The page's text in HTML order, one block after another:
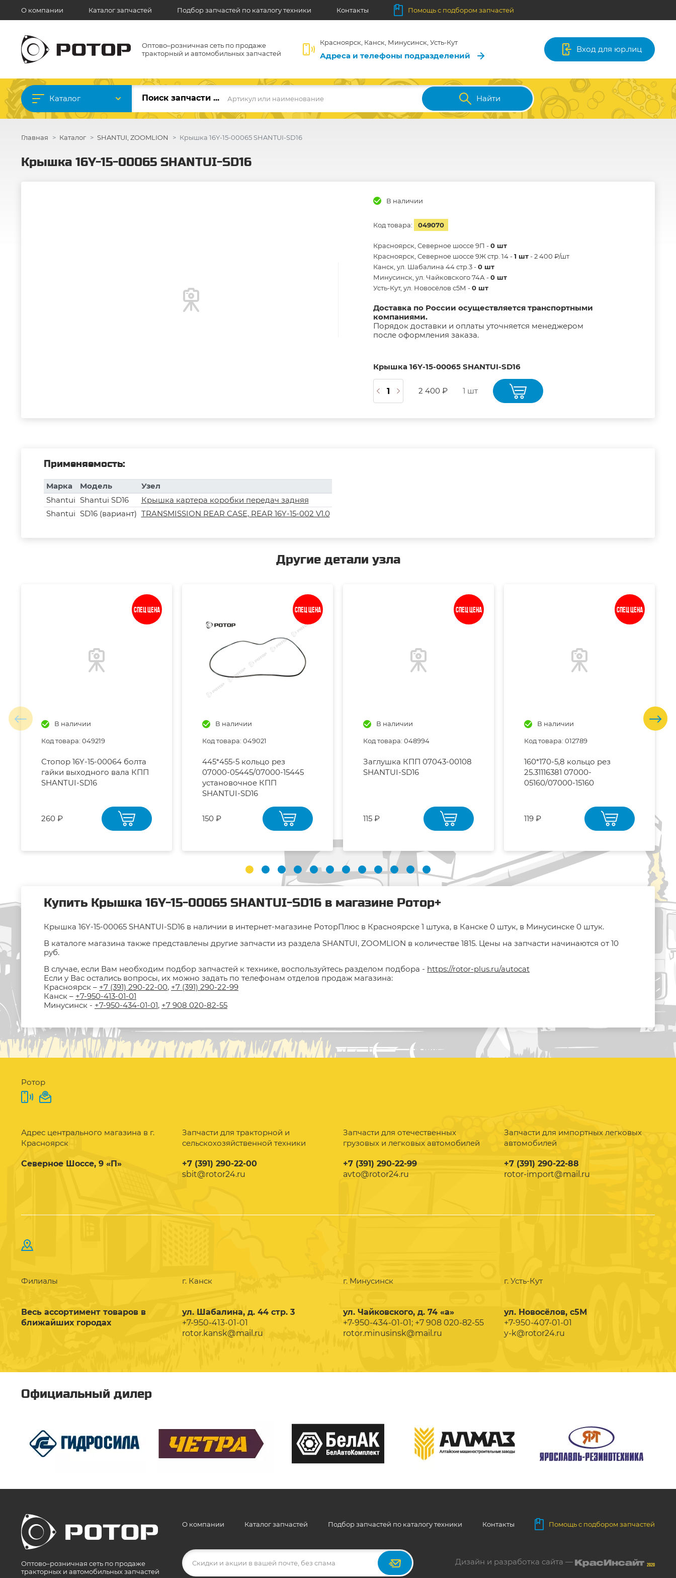
О компании Каталог запчастей Подбор запчастей по каталогу техники Контакты Помощь с подбором запчастей
Оптово–розничная сеть по продаже
тракторный и автомобильных запчастей
Красноярск, Канск, Минусинск, Усть-Кут
Адреса и телефоны подразделений
Вход для юр.лиц
Каталог Артикул или наименование Найти
Главная Каталог SHANTUI, ZOOMLION Крышка 16Y-15-00065 SHANTUI-SD16
Крышка 16Y-15-00065 SHANTUI-SD16
В наличии
Код товара: 049070
Красноярск, Северное шоссе 9П -0 шт
Красноярск, Северное шоссе 9Ж стр. 14 -1 шт- 2 400 ₽/шт
Канск, ул. Шабалина 44 стр.3 -0 шт
Минусинск, ул. Чайковского 74А -0 шт
Усть-Кут, ул. Новосёлов с5М -0 шт
Доставка по России осуществляется транспортными
компаниями.
Порядок доставки и оплаты уточняется менеджером
после оформления заказа.
Крышка 16Y-15-00065 SHANTUI-SD16
2 400 ₽ 1 шт
Применяемость:
Марка Модель
Узел
Shantui Shantui SD16
Крышка картера коробки передач задняя
Shantui SD16 (вариант) TRANSMISSION REAR CASE, REAR 16Y-15-002 V1.0
Другие детали узла
Спец цена
В наличии
Код товара: 049219
Стопор 16Y-15-00064 болта
гайки выходного вала КПП
SHANTUI-SD16
260 ₽
Спец цена
В наличии
Код товара: 049021
445*455-5 кольцо рез
07000-05445/07000-15445
установочное КПП
SHANTUI-SD16
150 ₽
Спец цена
В наличии
Код товара: 048994
Заглушка КПП 07043-00108
SHANTUI-SD16
115 ₽
Спец цена
В наличии
Код товара: 012789
160*170-5,8 кольцо рез
25.31116381 07000-
05160/07000-15160
119 ₽
Купить Крышка 16Y-15-00065 SHANTUI-SD16 в магазине Ротор+
Крышка 16Y-15-00065 SHANTUI-SD16 в наличии в интернет-магазине РоторПлюс в Красноярске 1 штука, в Канске 0 штук, в Минусинске 0 штук.
В каталоге магазина также представлены другие запчасти из раздела SHANTUI, ZOOMLION в количестве 1815. Цены на запчасти начинаются от 10
руб.
В случае, если Вам необходим подбор запчастей к технике, воспользуйтесь разделом подбора - https://rotor-plus.ru/autocat
Если у Вас остались вопросы, их можно задать по телефонам отделов продаж магазина:
Красноярск – +7 (391) 290-22-00, +7 (391) 290-22-99
Канск – +7-950-413-01-01
Минусинск - +7-950-434-01-01, +7 908 020-82-55
Ротор
Адрес центрального магазина в г.
Красноярск
Северное Шоссе, 9 «П»
Запчасти для тракторной и
сельскохозяйственной техники
+7 (391) 290-22-00
sbit@rotor24.ru
Запчасти для отечественных
грузовых и легковых автомобилей
+7 (391) 290-22-99
avto@rotor24.ru
Запчасти для импортных легковых
автомобилей
+7 (391) 290-22-88
rotor-import@mail.ru
Филиалы
Весь ассортимент товаров в
ближайших городах
г. Канск
ул. Шабалина, д. 44 стр. 3
+7-950-413-01-01
rotor.kansk@mail.ru
г. Минусинск
ул. Чайковского, д. 74 «а»
+7-950-434-01-01; +7 908 020-82-55
rotor.minusinsk@mail.ru
г. Усть-Кут
ул. Новосёлов, с5М
+7-950-407-01-01
y-k@rotor24.ru
Официальный дилер
Оптово–розничная сеть по продаже
тракторных и автомобильных запчастей
О компании Каталог запчастей Подбор запчастей по каталогу техники Контакты Помощь с подбором запчастей
Дизайн и разработка сайта — 2020